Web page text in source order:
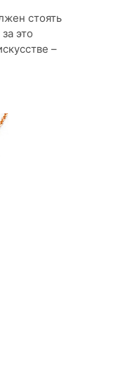
стоять
это
–